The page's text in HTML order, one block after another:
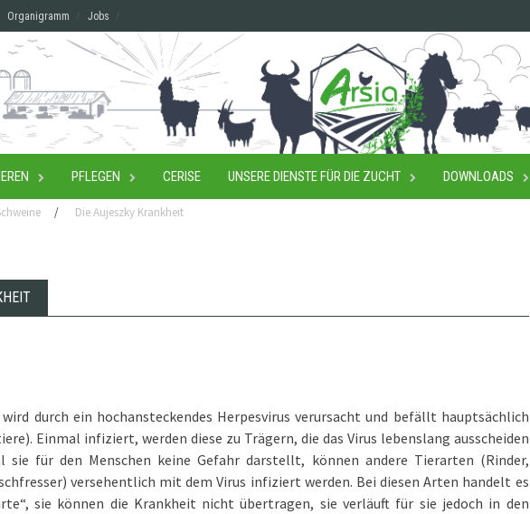
Organigramm Jobs
PFLEGEN CERISE UNSERE DIENSTE FÜR DIE ZUCHT DOWNLOADS
/ Die Aujeszky Krankheit
durch ein hochansteckendes Herpesvirus verursacht und befällt hauptsächlich
Einmal infiziert, werden diese zu Trägern, die das Virus lebenslang ausscheiden
sie für den Menschen keine Gefahr darstellt, können andere Tierarten (Rinder,
versehentlich mit dem Virus infiziert werden. Bei diesen Arten handelt es
sie können die Krankheit nicht übertragen, sie verläuft für sie jedoch in den